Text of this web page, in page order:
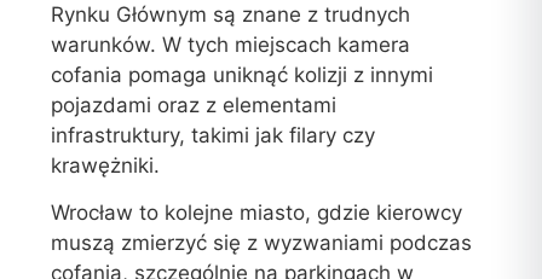
Rynku Głównym są znane z trudnych
warunków. W tych miejscach kamera
cofania pomaga uniknąć kolizji z innymi
pojazdami oraz z elementami
infrastruktury, takimi jak filary czy
krawężniki.
Wrocław to kolejne miasto, gdzie kierowcy
muszą zmierzyć się z wyzwaniami podczas
cofania, szczególnie na parkingach w